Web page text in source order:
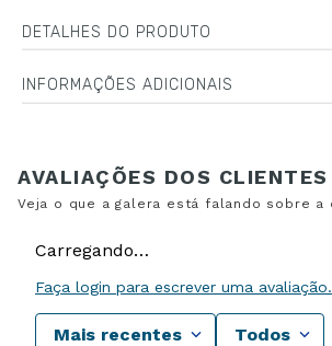
DETALHES DO PRODUTO
INFORMAÇÕES ADICIONAIS
Carregando…
Faça login para escrever uma avaliação.
Mais recentes Todos